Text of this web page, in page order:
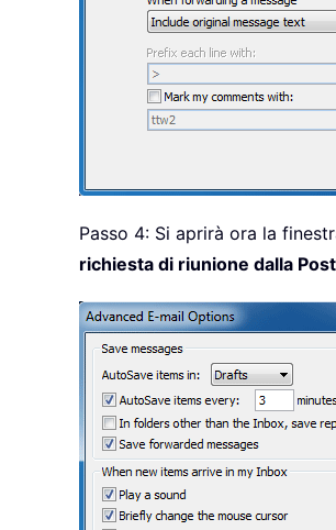
Passo 4: Si aprirà ora la
richiesta di riunione dalla